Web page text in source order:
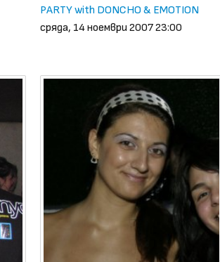
PARTY with DONCHO & EMOTION
сряда, 14 ноември 2007 23:00